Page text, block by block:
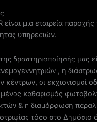
είναι μια εταιρεία
υπηρεσιών.
δραστηριοποίησής μας
, η
κέντρων, οι εκχιονισμοί
καθαρισμός
& η διαμόρφωση
τόσο στο Δημόσιο